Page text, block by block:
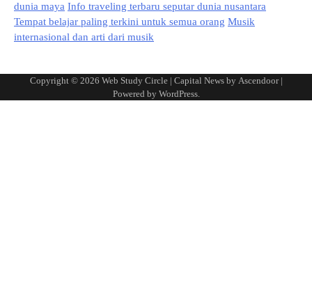
dunia maya Info traveling terbaru seputar dunia nusantara
Tempat belajar paling terkini untuk semua orang Musik
internasional dan arti dari musik
Copyright © 2026 Web Study Circle| Capital News by Ascendoor|
Powered by WordPress.